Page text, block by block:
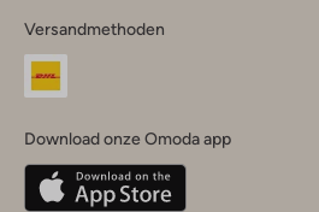
dein
Land
Belgique(Français)
Deutschland
Versandmethoden
Download onze Omoda app